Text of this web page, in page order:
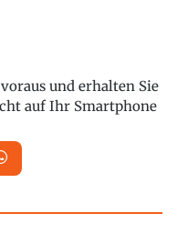
und erhalten Sie
auf Ihr Smartphone